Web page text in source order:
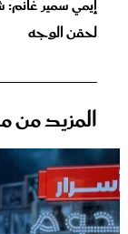
إيمي سمير
لحقن الوجه
المزيد من